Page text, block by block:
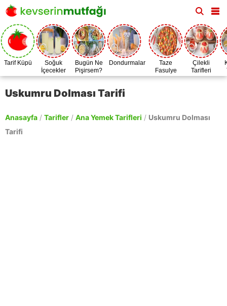
Tarif Küpü
Soğuk
İçecekler
Bugün Ne
Pişirsem?
Dondurmalar
Taze
Fasulye
Zamanı
Çilekli
Tarifleri
Uskumru Dolması Tarifi
Anasayfa / Tarifler / Ana Yemek Tarifleri / Uskumru Dolması
Tarifi